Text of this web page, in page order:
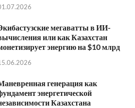
мегаватты в ИИ-
или как Казахстан
энергию на $10 млрд
генерация как
энергетической
Казахстана